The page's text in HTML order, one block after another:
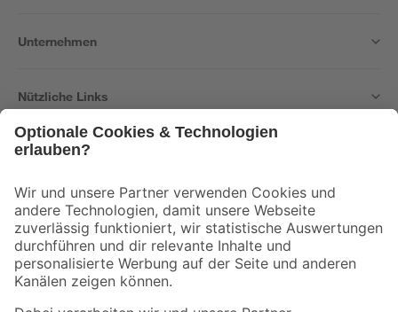
Unternehmen
Nützliche Links
Der toom Newsletter: Keine Angebote und Aktionen mehr verpassen!
Zur Newsletter Anmeldung
Folge uns